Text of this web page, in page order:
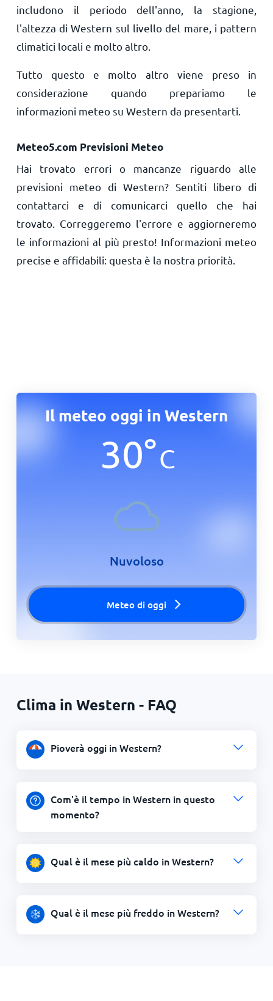
includono il periodo dell'anno, la stagione,
l'altezza di Western sul livello del mare, i pattern
climatici locali e molto altro.
Tutto questo e molto altro viene preso in
considerazione quando prepariamo le
informazioni meteo su Western da presentarti.
Meteo5.com Previsioni Meteo
Hai trovato errori o mancanze riguardo alle
previsioni meteo di Western? Sentiti libero di
contattarci e di comunicarci quello che hai
trovato. Correggeremo l'errore e aggiorneremo
le informazioni al più presto! Informazioni meteo
precise e affidabili: questa è la nostra priorità.
Il meteo oggi in Western
30°C
Nuvoloso
Meteo di oggi
Clima in Western - FAQ
Pioverà oggi in Western?
Com'è il tempo in Western in questo
momento?
Qual è il mese più caldo in Western?
Qual è il mese più freddo in Western?